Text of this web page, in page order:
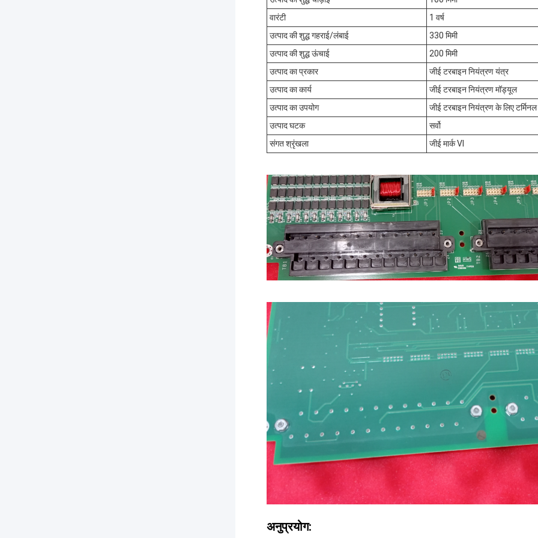
वारंटी
1 वर्ष
उत्पाद की शुद्ध गहराई/लंबाई
330 मिमी
उत्पाद की शुद्ध ऊंचाई
200 मिमी
उत्पाद का प्रकार
जीई टरबाइन नियंत्रण यंत्र
उत्पाद का कार्य
जीई टरबाइन नियंत्रण मॉड्यूल
उत्पाद का उपयोग
जीई टरबाइन नियंत्रण के लिए टर्मिनल
उत्पाद घटक
सर्वो
संगत श्रृंखला
जीई मार्क VI
अनुप्रयोग: